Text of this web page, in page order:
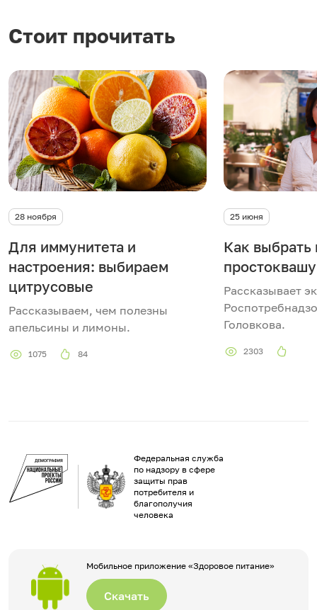
Стоит прочитать
28 ноября
Для иммунитета и
настроения: выбираем
цитрусовые
Рассказываем, чем полезны
апельсины и лимоны.
1075 84
25 июня
Как выбрать
простоквашу
Рассказывает
Головкова.
2303
Федеральная служба
по надзору в сфере
защиты прав
потребителя и
благополучия
человека
Мобильное приложение «Здоровое питание»
Скачать